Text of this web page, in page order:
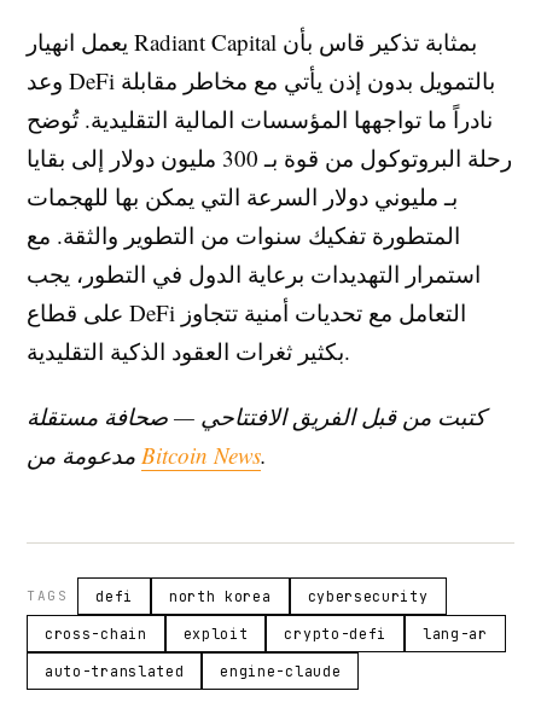
يعمل انهيار Radiant Capital بمثابة تذكير قاس بأن
وعد DeFi بالتمويل بدون إذن يأتي مع مخاطر مقابلة
نادراً ما تواجهها المؤسسات المالية التقليدية. تُوضح
رحلة البروتوكول من قوة بـ 300 مليون دولار إلى بقايا
بـ مليوني دولار السرعة التي يمكن بها للهجمات
المتطورة تفكيك سنوات من التطوير والثقة. مع
استمرار التهديدات برعاية الدول في التطور، يجب
على قطاع DeFi التعامل مع تحديات أمنية تتجاوز
بكثير ثغرات العقود الذكية التقليدية.
كتبت من قبل الفريق الافتتاحي — صحافة مستقلة
Bitcoin News.
TAGS defi north korea cybersecurity
cross-chain exploit crypto-defi lang-ar
auto-translated engine-claude